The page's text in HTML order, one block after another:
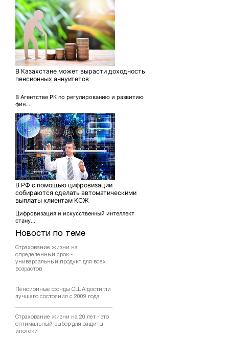
Новости по теме
Страхование жизни на
определенный срок -
универсальный продукт для всех
возрастов
Пенсионные фонды США достигли
лучшего состояния с 2009 года
Страхование жизни на 20 лет - это
оптимальный выбор для защиты
ипотеки
В Казахстане может вырасти доходность
пенсионных аннуитетов
В Агентстве РК по регулированию и развитию
фин...
В РФ с помощью цифровизации
собираются сделать автоматическими
выплаты клиентам КСЖ
Цифровизация и искусственный интеллект
стану...